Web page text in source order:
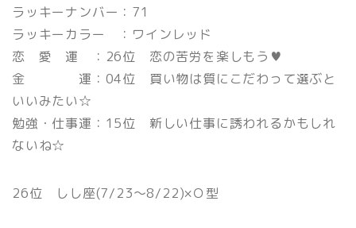
ラッキーナンバー：71
ラッキーカラー ：ワインレッド
恋 愛 運 ：26位 恋の苦労を楽しもう♥
金 運：04位 買い物は質にこだわって選ぶと
いいみたい☆
勉強・仕事運：15位 新しい仕事に誘われるかもしれ
ないね☆
26位 しし座(7/23〜8/22)×Ｏ型